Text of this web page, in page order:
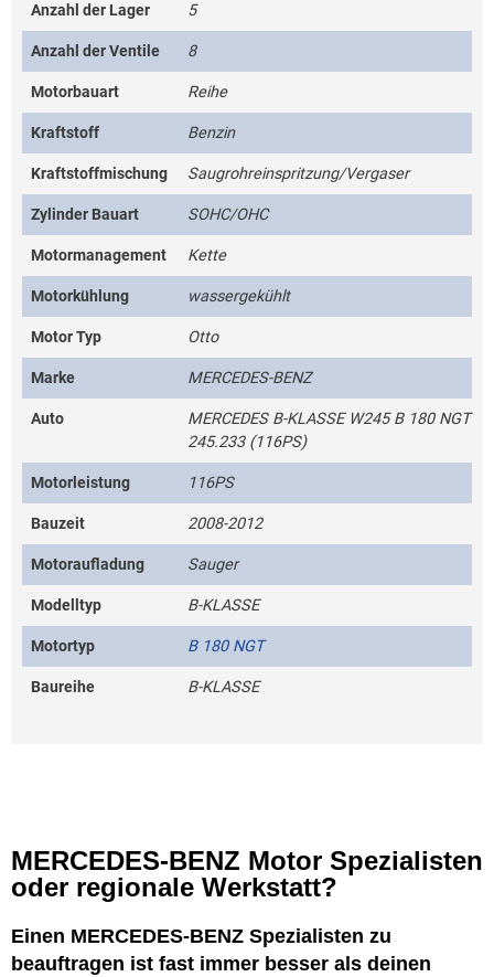
Anzahl der Lager 5
Anzahl der Ventile 8
Motorbauart Reihe
Kraftstoff Benzin
Kraftstoffmischung Saugrohreinspritzung/Vergaser
Zylinder Bauart SOHC/OHC
Motormanagement Kette
Motorkühlung wassergekühlt
Motor Typ Otto
Marke MERCEDES-BENZ
Auto
MERCEDES B-KLASSE W245 B 180 NGT
245.233 (116PS)
Motorleistung 116PS
Bauzeit 2008-2012
Motoraufladung Sauger
Modelltyp B-KLASSE
Motortyp B 180 NGT
Baureihe B-KLASSE
MERCEDES-BENZ Motor Spezialisten
oder regionale Werkstatt?
Einen MERCEDES-BENZ Spezialisten zu
beauftragen ist fast immer besser als deinen